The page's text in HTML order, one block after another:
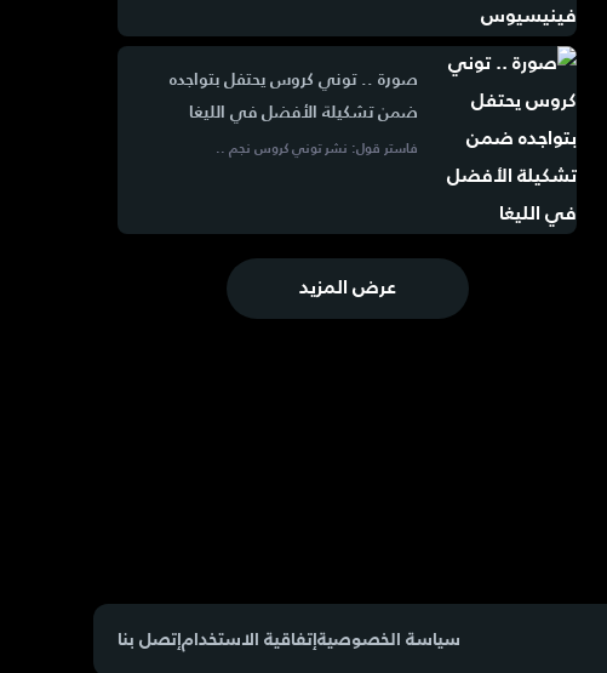
صورة .. توني كروس يحتفل بتواجده
ضمن تشكيلة الأفضل في الليغا
فاستر قول: نشر توني كروس نجم ..
عرض المزيد
سياسة الخصوصيةإتفاقية الاستخدامإتصل بنا